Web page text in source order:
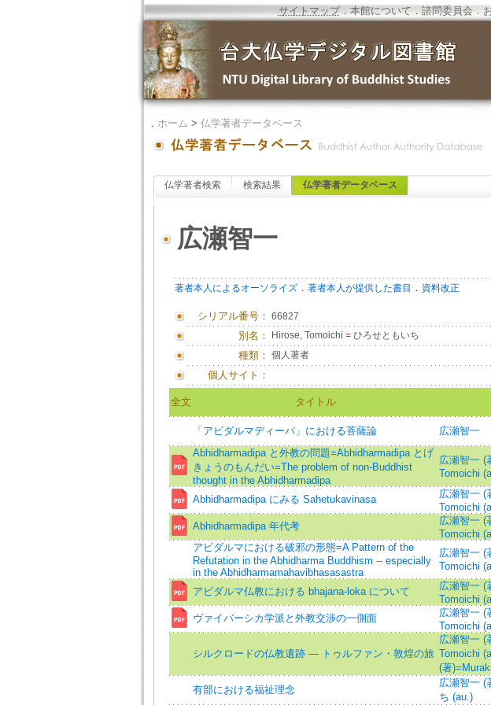
サイトマップ．本館について．諮問委員会．
． ホーム > 仏学著者データベース
仏学著者検索 検索結果 仏学著者データベース
広瀬智一
著者本人によるオーソライズ． 著者本人が提供した書目 ． 資料改正
シリアル番号： 66827
別名： Hirose, Tomoichi =ひろせともいち
種類： 個人著者
個人サイト：
全文 タイトル
「アビダルマディーパ」における菩薩論
広瀬智一
Abhidharmadipa と外教の問題=Abhidharmadipa とげ
きょうのもんだい=The problem of non-Buddhist
thought in the Abhidharmadipa
広瀬智一 (
Tomoichi
Abhidharmadipa にみる Sahetukavinasa
広瀬智一 (
Tomoichi
Abhidharmadipa 年代考
広瀬智一 (
Tomoichi
アビダルマにおける破邪の形態=A Pattern of the
Refutation in the Abhidharma Buddhism -- especially
in the Abhidharmamahavibhasasastra
広瀬智一 (
Tomoichi
アビダルマ仏教における bhajana-loka について
広瀬智一 (
Tomoichi
ヴァイバーシカ学派と外教交渉の一側面
広瀬智一 (
Tomoichi
シルクロードの仏教遺跡 — トゥルファン・敦煌の旅
広瀬智一 (
Tomoichi
(著
有部における福祉理念
広瀬智一 (
ち (au.)